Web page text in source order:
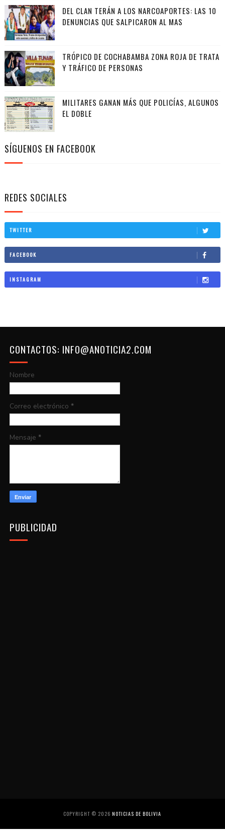
DEL CLAN TERÁN A LOS NARCOAPORTES: LAS 10
DENUNCIAS QUE SALPICARON AL MAS
TRÓPICO DE COCHABAMBA ZONA ROJA DE TRATA
Y TRÁFICO DE PERSONAS
MILITARES GANAN MÁS QUE POLICÍAS, ALGUNOS
EL DOBLE
SÍGUENOS EN FACEBOOK
REDES SOCIALES
TWITTER
FACEBOOK
INSTAGRAM
CONTACTOS: INFO@ANOTICIA2.COM
Nombre
Correo electrónico *
Mensaje *
PUBLICIDAD
COPYRIGHT © 2026NOTICIAS DE BOLIVIA